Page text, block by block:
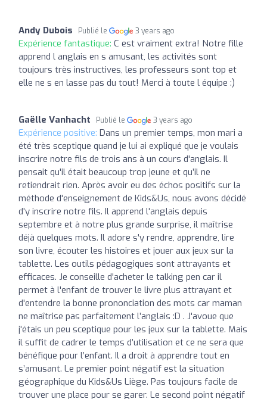
Andy Dubois Publié le 3 years ago
Expérience fantastique: C est vraiment extra! Notre fille
apprend l anglais en s amusant, les activités sont
toujours très instructives, les professeurs sont top et
elle ne s en lasse pas du tout! Merci à toute l équipe :)
Gaëlle Vanhacht Publié le 3 years ago
Expérience positive: Dans un premier temps, mon mari a
été très sceptique quand je lui ai expliqué que je voulais
inscrire notre fils de trois ans à un cours d'anglais. Il
pensait qu'il était beaucoup trop jeune et qu’il ne
retiendrait rien. Après avoir eu des échos positifs sur la
méthode d'enseignement de Kids&Us, nous avons décidé
d'y inscrire notre fils. Il apprend l'anglais depuis
septembre et à notre plus grande surprise, il maîtrise
déjà quelques mots. Il adore s'y rendre, apprendre, lire
son livre, écouter les histoires et jouer aux jeux sur la
tablette. Les outils pédagogiques sont attrayants et
efficaces. Je conseille d'acheter le talking pen car il
permet à l'enfant de trouver le livre plus attrayant et
d'entendre la bonne prononciation des mots car maman
ne maîtrise pas parfaitement l’anglais :D . J'avoue que
j'étais un peu sceptique pour les jeux sur la tablette. Mais
il suffit de cadrer le temps d’utilisation et ce ne sera que
bénéfique pour l’enfant. Il a droit à apprendre tout en
s’amusant. Le premier point négatif est la situation
géographique du Kids&Us Liège. Pas toujours facile de
trouver une place pour se garer. Le second point négatif